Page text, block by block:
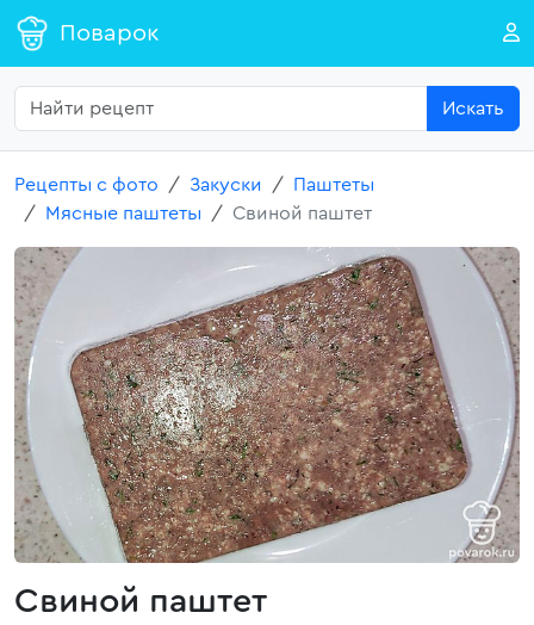
Поварок
Искать
Рецепты с фото Закуски
Паштеты
Мясные паштеты
Свиной паштет
Свиной паштет